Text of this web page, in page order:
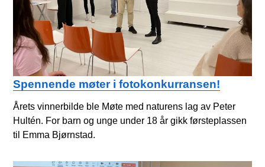
Spennende møter i fotokonkurransen!
Årets vinnerbilde ble Møte med naturens lag av Peter
Hultén. For barn og unge under 18 år gikk førsteplassen
til Emma Bjørnstad.